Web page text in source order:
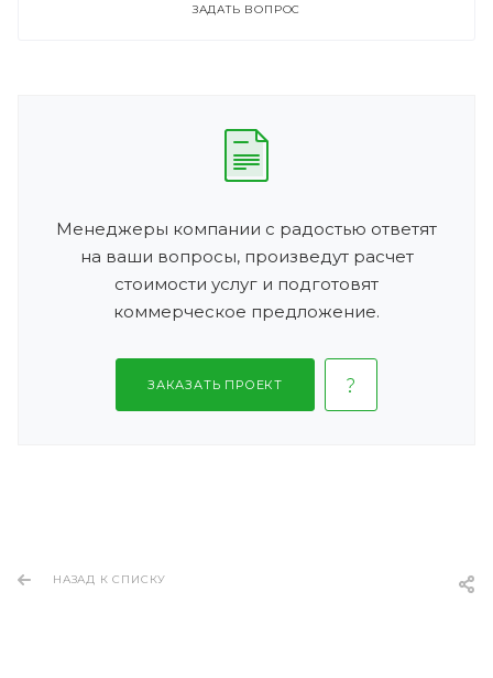
ЗАДАТЬ ВОПРОС
Менеджеры компании с радостью ответят
на ваши вопросы, произведут расчет
стоимости услуг и подготовят
коммерческое предложение.
ЗАКАЗАТЬ ПРОЕКТ
НАЗАД К СПИСКУ